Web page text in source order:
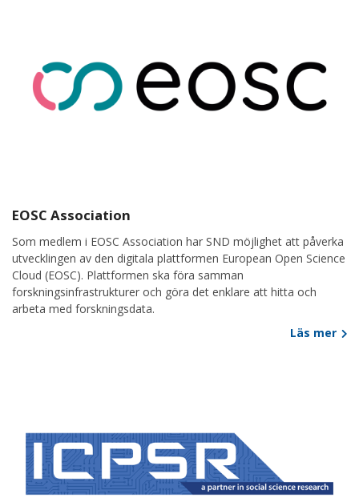
EOSC Association
Som medlem i EOSC Association har SND möjlighet att påverka
utvecklingen av den digitala plattformen European Open Science
Cloud (EOSC). Plattformen ska föra samman
forskningsinfrastrukturer och göra det enklare att hitta och
arbeta med forskningsdata.
Läs mer